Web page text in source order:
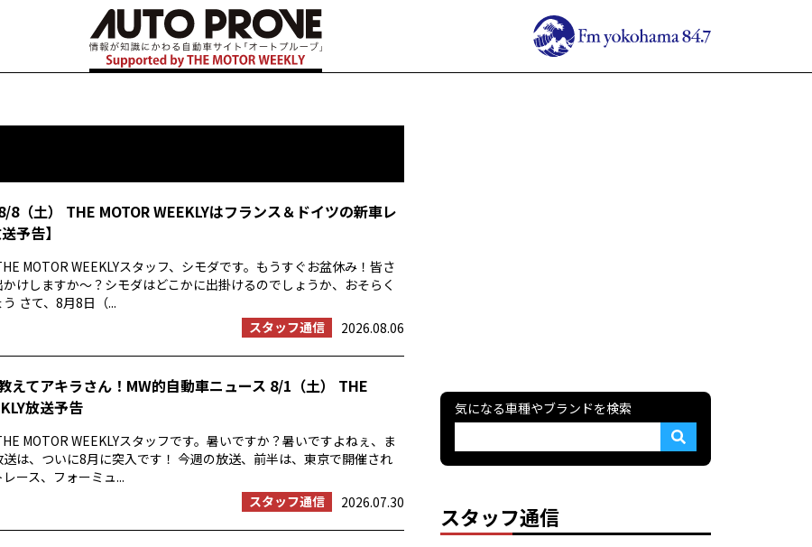
8（土） THE MOTOR WEEKLYはフランス＆ドイツの新車レ
予告】
MOTOR WEEKLYスタッフ、シモダです。もうすぐお盆休み！皆さ
けしますか〜？シモダはどこかに出掛けるのでしょうか、おそらく
さて、8月8日（...
スタッフ通信
2026.08.06
えてアキラさん！MW的自動車ニュース 8/1（土） THE
放送予告
MOTOR WEEKLYスタッフです。暑いですか？暑いですよねぇ、ま
送は、ついに8月に突入です！ 今週の放送、前半は、東京で開催され
ース、フォーミュ...
スタッフ通信
2026.07.30
気になる車種やブランドを検索
スタッフ通信